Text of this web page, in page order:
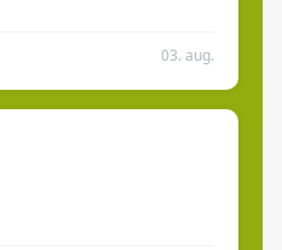
03. aug.